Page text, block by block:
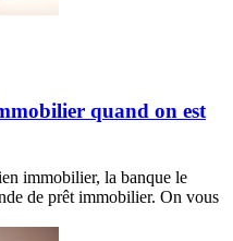
quand on est
immobilier, la banque le
de prêt immobilier. On vous